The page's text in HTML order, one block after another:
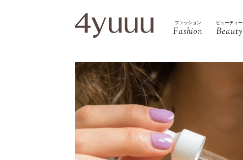
ファッション
Fashion
ビューティー
Beauty